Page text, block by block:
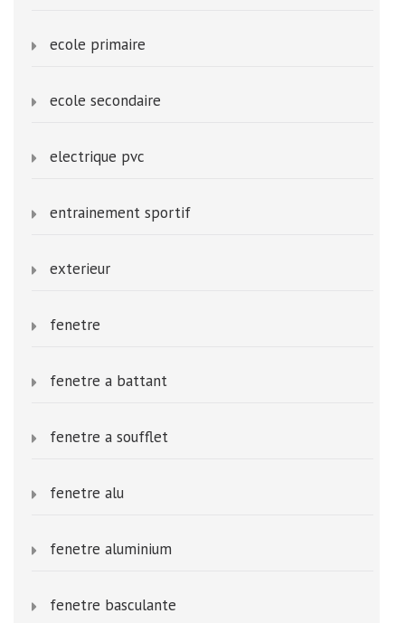
ecole primaire
ecole secondaire
electrique pvc
entrainement sportif
exterieur
fenetre
fenetre a battant
fenetre a soufflet
fenetre alu
fenetre aluminium
fenetre basculante